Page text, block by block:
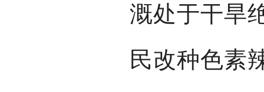
溉处于干旱
民改种色素